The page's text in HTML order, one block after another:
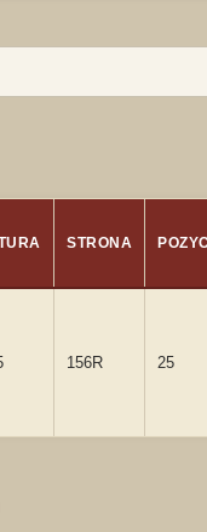
STRONA
156R 25